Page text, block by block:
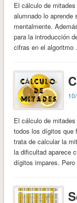
El cálculo de
alumnado lo aprende
mentalmente.
para la introducción
cifras en el
El cálculo de
todos los dígitos que
trata de calcular la
la dificultad aparece
dígitos impares.